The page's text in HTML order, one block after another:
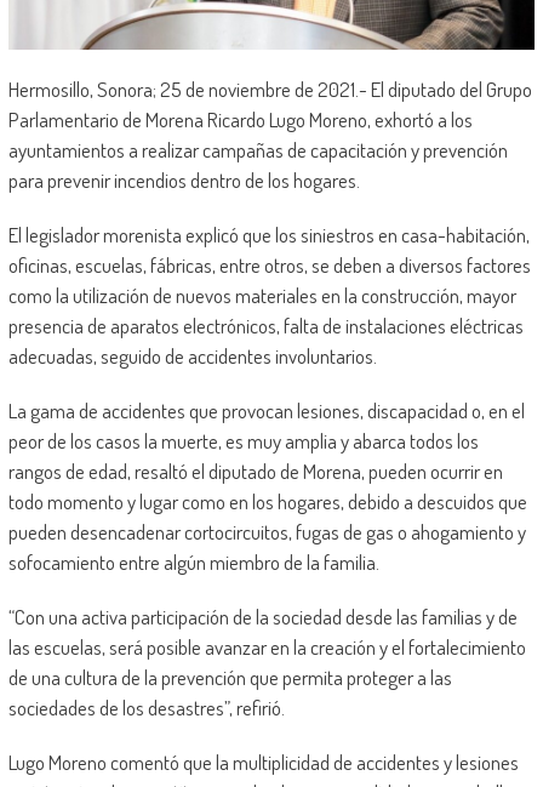
Hermosillo, Sonora; 25 de noviembre de 2021.- El diputado del Grupo
Parlamentario de Morena Ricardo Lugo Moreno, exhortó a los
ayuntamientos a realizar campañas de capacitación y prevención
para prevenir incendios dentro de los hogares.
El legislador morenista explicó que los siniestros en casa-habitación,
oficinas, escuelas, fábricas, entre otros, se deben a diversos factores
como la utilización de nuevos materiales en la construcción, mayor
presencia de aparatos electrónicos, falta de instalaciones eléctricas
adecuadas, seguido de accidentes involuntarios.
La gama de accidentes que provocan lesiones, discapacidad o, en el
peor de los casos la muerte, es muy amplia y abarca todos los
rangos de edad, resaltó el diputado de Morena, pueden ocurrir en
todo momento y lugar como en los hogares, debido a descuidos que
pueden desencadenar cortocircuitos, fugas de gas o ahogamiento y
sofocamiento entre algún miembro de la familia.
“Con una activa participación de la sociedad desde las familias y de
las escuelas, será posible avanzar en la creación y el fortalecimiento
de una cultura de la prevención que permita proteger a las
sociedades de los desastres”, refirió.
Lugo Moreno comentó que la multiplicidad de accidentes y lesiones